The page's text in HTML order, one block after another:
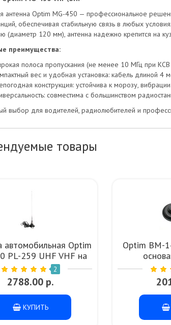
антенна Optim MG-450 — профессиональное
обеспечивая стабильную связь в любых
(диаметр 120 мм), антенна надежно крепится на
преимущества:
полоса пропускания (не менее 10 МГц при КСВ
вес и удобная установка: кабель длиной 4
конструкция: устойчива к морозу,
совместима с большинством
выбор для водителей, радиолюбителей и
товары
автомобильная Optim
PL-259 UHF VHF на
основании
2
2788.00 р.
КУПИТЬ
Optim BM-